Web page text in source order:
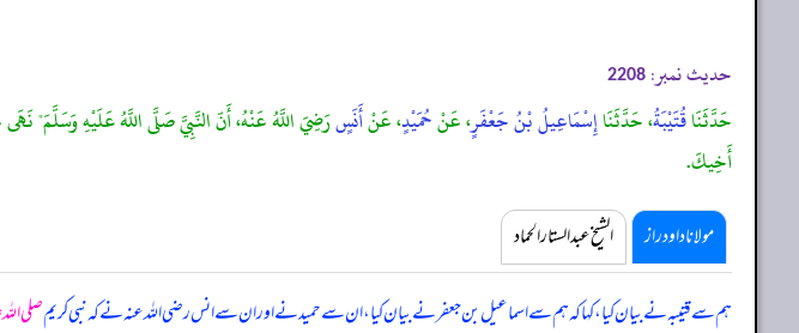
حدیث نمبر: 2208
حَدَّثَنَاقُتَيْبَةُ، حَدَّثَنَاإِسْمَاعِيلُ بْنُ جَعْفَرٍ، عَنْحُمَيْدٍ، عَنْأَنَسٍرَضِيَ اللَّهُ عَنْهُ، أَنّ النَّبِيَّ صَلَّى اللَّهُ عَلَيْهِ وَسَلَّمَ"
أَخِيكَ.
مولانا داود راز الشیخ عبدالستار الحماد
ہم سے قتیبہ نے بیان کیا، کہا کہ ہم سے اسماعیل بن جعفر نے بیان کیا، ان سے حمید نے اور ان سے انس رضی اللہ عنہ نے کہنبی کریمصلی